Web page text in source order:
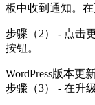
板中收到通知。在
步骤（2） - 点击
按钮。
WordPress版本更
步骤（3） - 在升